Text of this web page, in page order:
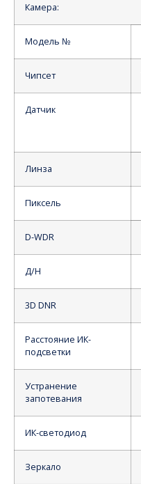
Камера:
Модель №
Чипсет
Датчик
Линза
Пиксель
D-WDR
Д/Н
3D DNR
Расстояние ИК-
подсветки
Устранение
запотевания
ИК-светодиод
Зеркало